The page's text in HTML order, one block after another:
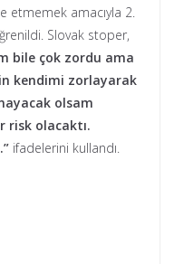
etmemek amacıyla 2.
Slovak stoper,
bile çok zordu ama
kendimi zorlayarak
olsam
risk olacaktı.
ifadelerini kullandı.